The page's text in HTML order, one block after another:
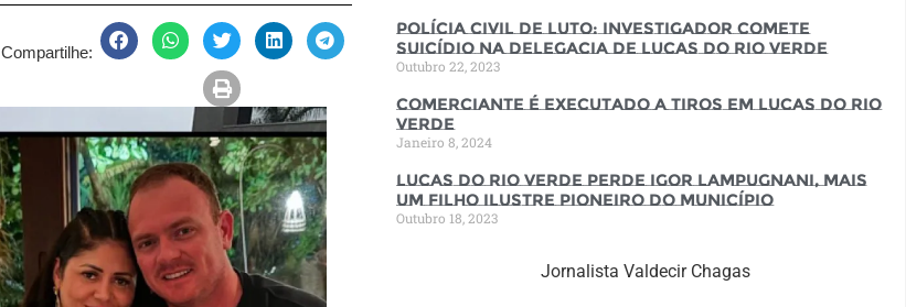
Compartilhe:
Polícia Civil de luto: Investigador comete
suicídio na Delegacia de Lucas do Rio Verde
Outubro 22, 2023
Comerciante é executado a tiros em Lucas do Rio
Verde
Janeiro 8, 2024
Lucas do Rio Verde perde Igor Lampugnani, mais
um filho ilustre pioneiro do município
Outubro 18, 2023
Jornalista Valdecir Chagas